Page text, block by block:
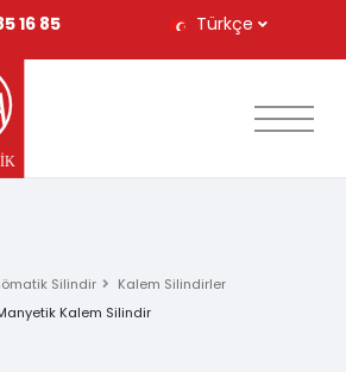
16 85 Türkçe
Silindir
Kalem Silindirler
Kalem Silindir